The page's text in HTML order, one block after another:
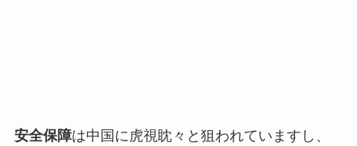
安全保障は中国に虎視眈々と狙われていますし、